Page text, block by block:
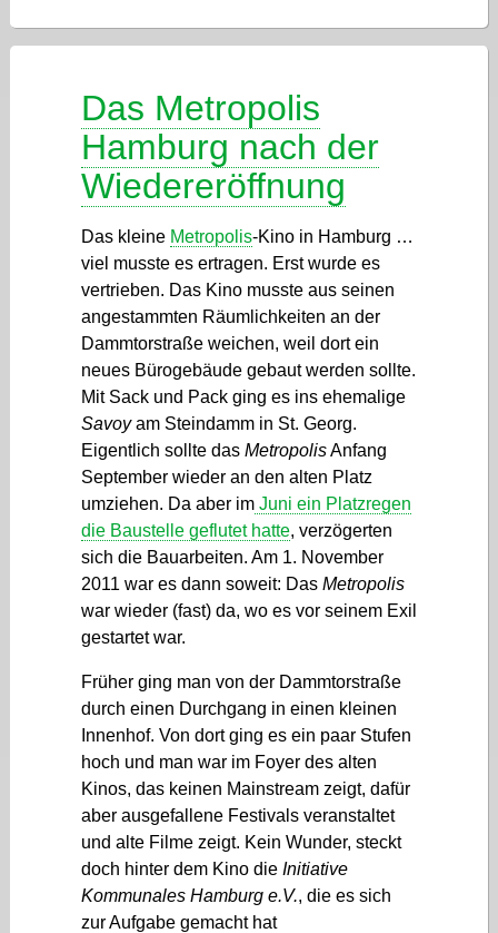
Das Metropolis
Hamburg nach der
Wiedereröffnung
Das kleine Metropolis-Kino in Hamburg …
viel musste es ertragen. Erst wurde es
vertrieben. Das Kino musste aus seinen
angestammten Räumlichkeiten an der
Dammtorstraße weichen, weil dort ein
neues Bürogebäude gebaut werden sollte.
Mit Sack und Pack ging es ins ehemalige
Savoyam Steindamm in St. Georg.
Eigentlich sollte das MetropolisAnfang
September wieder an den alten Platz
umziehen. Da aber imJuni ein Platzregen
die Baustelle geflutet hatte, verzögerten
sich die Bauarbeiten. Am 1. November
2011 war es dann soweit: Das Metropolis
war wieder (fast) da, wo es vor seinem Exil
gestartet war.
Früher ging man von der Dammtorstraße
durch einen Durchgang in einen kleinen
Innenhof. Von dort ging es ein paar Stufen
hoch und man war im Foyer des alten
Kinos, das keinen Mainstream zeigt, dafür
aber ausgefallene Festivals veranstaltet
und alte Filme zeigt. Kein Wunder, steckt
doch hinter dem Kino die Initiative
Kommunales Hamburg e.V., die es sich
zur Aufgabe gemacht hat